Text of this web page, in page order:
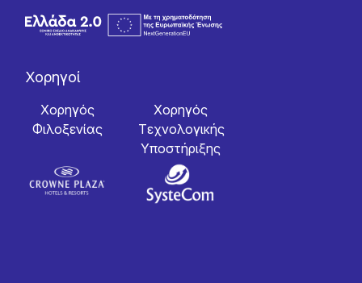
Χορηγοί
Χορηγός
Φιλοξενίας
Χορηγός
Tεχνολογικής
Yποστήριξης